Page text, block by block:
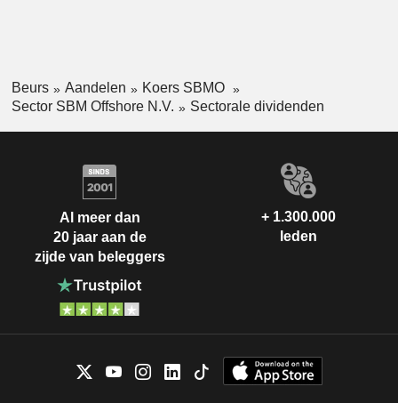
Beurs Aandelen
Koers SBMO
Sector SBM Offshore N.V.
Sectorale dividenden
Al meer dan
20 jaar aan de
zijde van beleggers
+ 1.300.000
leden